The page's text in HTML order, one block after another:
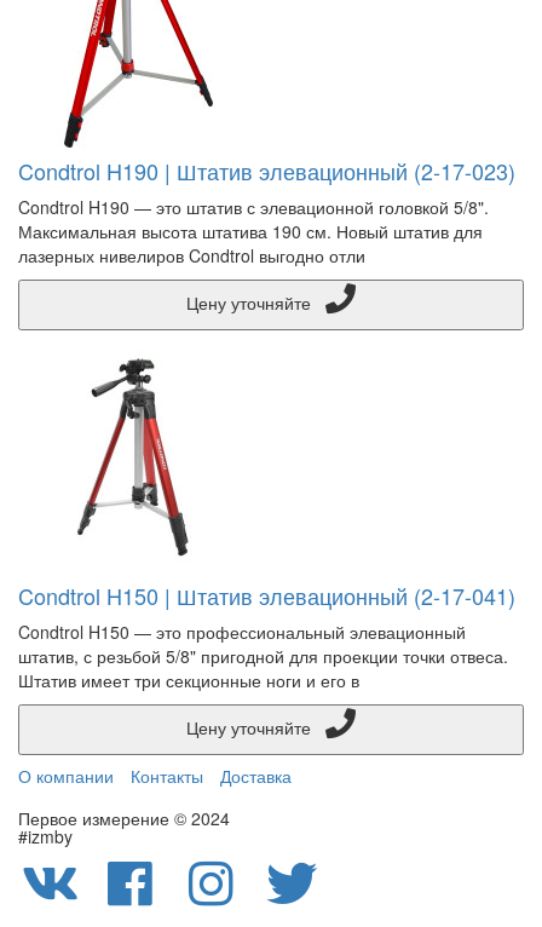
Condtrol H190 | Штатив элевационный (2-17-023)
Condtrol H190 — это штатив с элевационной головкой 5/8".
Максимальная высота штатива 190 см. Новый штатив для
лазерных нивелиров Condtrol выгодно отли
Condtrol H150 | Штатив элевационный (2-17-041)
Condtrol H150 — это профессиональный элевационный
штатив, с резьбой 5/8" пригодной для проекции точки отвеса.
Штатив имеет три секционные ноги и его в
О компании
Контакты
Доставка
Первое измерение © 2024
#izmby